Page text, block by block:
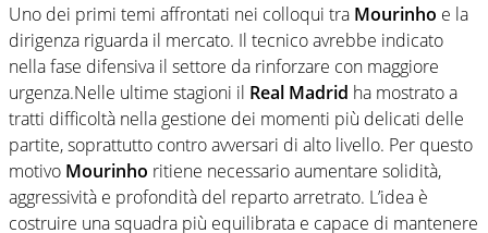
Uno dei primi temi affrontati nei colloqui tra Mourinho e la
dirigenza riguarda il mercato. Il tecnico avrebbe indicato
nella fase difensiva il settore da rinforzare con maggiore
urgenza.Nelle ultime stagioni il Real Madrid ha mostrato a
tratti difficoltà nella gestione dei momenti più delicati delle
partite, soprattutto contro avversari di alto livello. Per questo
motivo Mourinho ritiene necessario aumentare solidità,
aggressività e profondità del reparto arretrato. L’idea è
costruire una squadra più equilibrata e capace di mantenere